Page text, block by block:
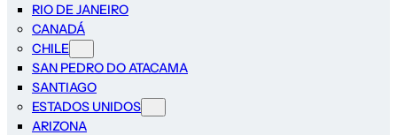
RIO DE JANEIRO
CANADÁ
CHILE
SAN PEDRO DO ATACAMA
SANTIAGO
ESTADOS UNIDOS
ARIZONA